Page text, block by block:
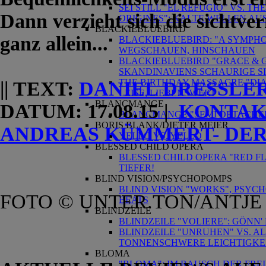
SEI STILL "EL REFUGIO" VS.
ORIGINES": KALTE WELLEN
BLACKIEBLUEBIRD
BLACKIEBLUEBIRD: "A
WEGSCHAUEN, HINSCHAUEN
BLACKIEBLUEBIRD "GRACE &
SKANDINAVIENS SCHAURIGE
THE BIRTHDAY MASSACRE
LEISE, LIEBENSWERT
BLANCMANGE
BLANCMANGE "SEMI
BORIS BLANK/DIETER MEIER
YELLO VS. YELLO
BLESSED CHILD OPERA
BLESSED CHILD OPERA "RED
TIEFER!
BLIND VISION/PSYCHOPOMPS
BLIND VISION "WORKS",
BEATS
BLINDZEILE
BLINDZEILE "VOLIERE": GÖNN'
BLINDZEILE "UNRUHEN" VS.
TONNENSCHWERE
BLOMA
"BLOMA": IM RAUSCH DER
Dann verzieht sich die
ganz allein...
|| TEXT: DANIEL
DATUM: 17.08.15 |
ANDREAS KÜMMERT-
FOTO © UNTER.TON/